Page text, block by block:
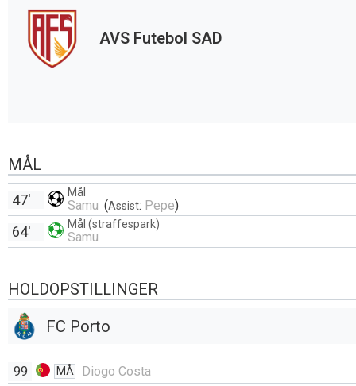
AVS Futebol SAD
MÅL
Mål
Samu (Assist: Pepe)
47'
Mål (straffespark)
Samu
64'
HOLDOPSTILLINGER
FC Porto
99 MÅ
Diogo Costa